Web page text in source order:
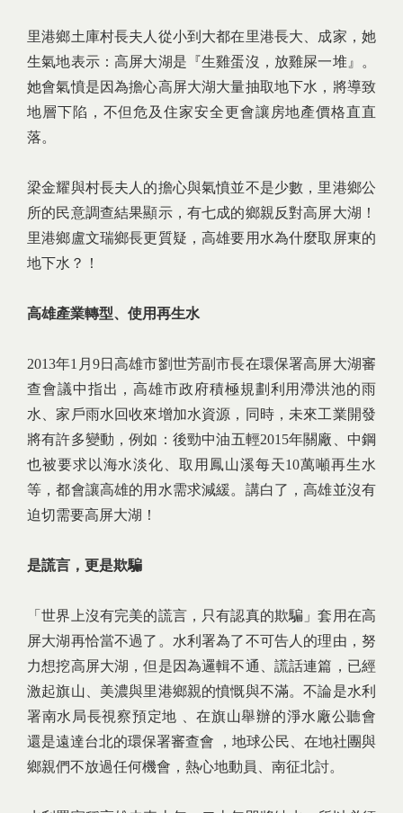
里港鄉土庫村長夫人從小到大都在里港長大、成家，她
生氣地表示：高屏大湖是『生雞蛋沒，放雞屎一堆』。
她會氣憤是因為擔心高屏大湖大量抽取地下水，將導致
地層下陷，不但危及住家安全更會讓房地產價格直直
落。
梁金耀與村長夫人的擔心與氣憤並不是少數，里港鄉公
所的民意調查結果顯示，有七成的鄉親反對高屏大湖！
里港鄉盧文瑞鄉長更質疑，高雄要用水為什麼取屏東的
地下水？！
高雄產業轉型、使用再生水
2013年1月9日高雄市劉世芳副市長在環保署高屏大湖審
查會議中指出，高雄市政府積極規劃利用滯洪池的雨
水、家戶雨水回收來增加水資源，同時，未來工業開發
將有許多變動，例如：後勁中油五輕2015年關廠、中鋼
也被要求以海水淡化、取用鳳山溪每天10萬噸再生水
等，都會讓高雄的用水需求減緩。講白了，高雄並沒有
迫切需要高屏大湖！
是謊言，更是欺騙
「世界上沒有完美的謊言，只有認真的欺騙」套用在高
屏大湖再恰當不過了。水利署為了不可告人的理由，努
力想挖高屏大湖，但是因為邏輯不通、謊話連篇，已經
激起旗山、美濃與里港鄉親的憤慨與不滿。不論是水利
署南水局長視察預定地 、在旗山舉辦的淨水廠公聽會
還是遠達台北的環保署審查會 ，地球公民、在地社團與
鄉親們不放過任何機會，熱心地動員、南征北討。